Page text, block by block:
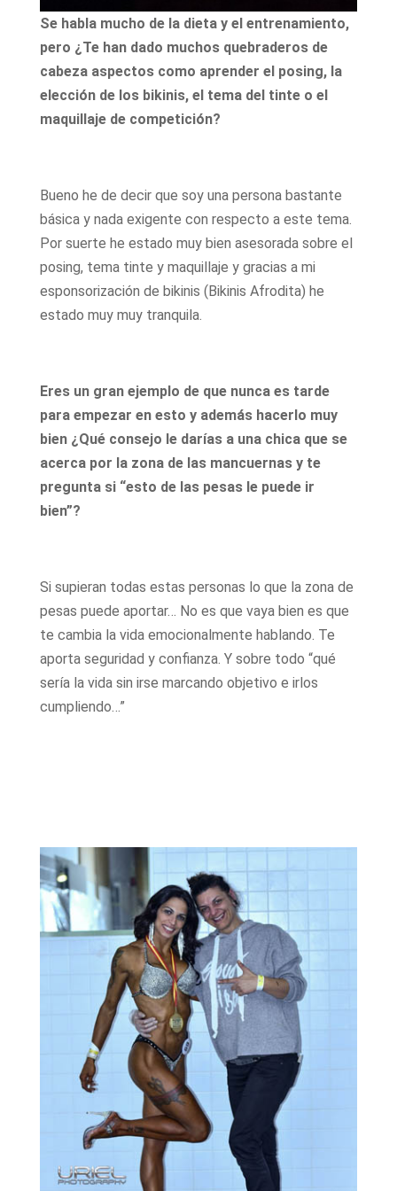
Se habla mucho de la dieta y el entrenamiento,
pero ¿Te han dado muchos quebraderos de
cabeza aspectos como aprender el posing, la
elección de los bikinis, el tema del tinte o el
maquillaje de competición?
Bueno he de decir que soy una persona bastante
básica y nada exigente con respecto a este tema.
Por suerte he estado muy bien asesorada sobre el
posing, tema tinte y maquillaje y gracias a mi
esponsorización de bikinis (Bikinis Afrodita) he
estado muy muy tranquila.
Eres un gran ejemplo de que nunca es tarde
para empezar en esto y además hacerlo muy
bien ¿Qué consejo le darías a una chica que se
acerca por la zona de las mancuernas y te
pregunta si “esto de las pesas le puede ir
bien”?
Si supieran todas estas personas lo que la zona de
pesas puede aportar… No es que vaya bien es que
te cambia la vida emocionalmente hablando. Te
aporta seguridad y confianza. Y sobre todo “qué
sería la vida sin irse marcando objetivo e irlos
cumpliendo…”